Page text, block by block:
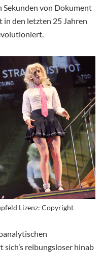
Sekunden von Dokument
in den letzten 25 Jahren
Lizenz: Copyright
sich’s reibungsloser hinab